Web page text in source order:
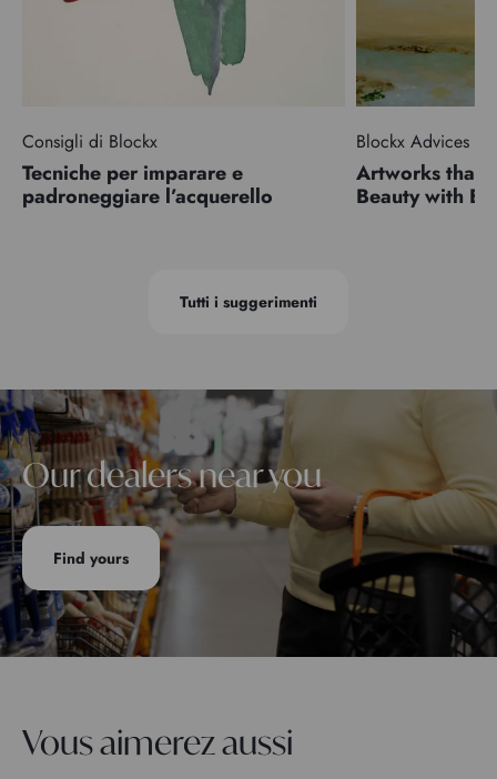
Consigli di Blockx
Tecniche per imparare e
padroneggiare l’acquerello
Blockx Advices
Artworks that
Beauty with
Tutti i suggerimenti
Our dealers near you
Find yours
Vous aimerez aussi